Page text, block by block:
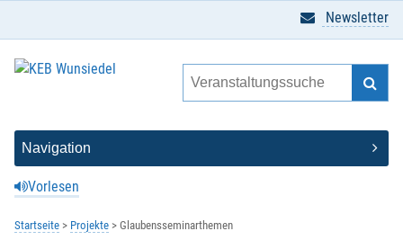
Vorlesen
Newsletter
Startseite Projekte Glaubensseminarthemen